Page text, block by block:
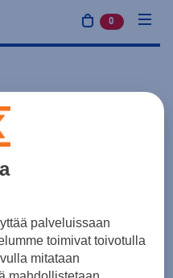
0 tuotetta
palveluissaan
toimivat toivotulla
mitataan